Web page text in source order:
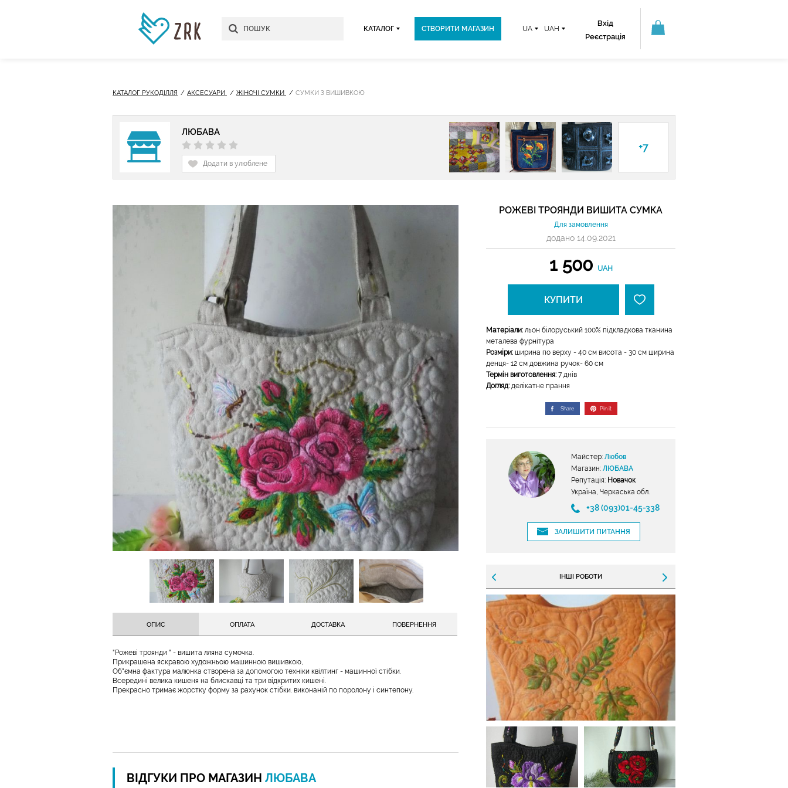
КАТАЛОГ
Вхід
Реєстрація
UAH
UA
СТВОРИТИ МАГАЗИН
КАТАЛОГ РУКОДІЛЛЯ АКСЕСУАРИ ЖІНОЧІ СУМКИ СУМКИ З ВИШИВКОЮ
ЛЮБАВА
Додати в улюблене
+7
ОПИС ОПЛАТА ДОСТАВКА ПОВЕРНЕННЯ
"Рожеві троянди " - вишита лляна сумочка.
Прикрашена яскравою художньою машинною вишивкою,
Об"ємна фактура малюнка створена за допомогою техніки квілтинг - машинної стібки.
Всередині велика кишеня на блискавці та три відкритих кишені.
Прекрасно тримає жорстку форму за рахунок стібки. виконаній по поролону і синтепону.
ВІДГУКИ ПРО МАГАЗИН ЛЮБАВА
РОЖЕВІ ТРОЯНДИ ВИШИТА СУМКА
Для замовлення
додано 14.09.2021
1 500 UAH
КУПИТИ
Матеріали: льон білоруський 100% підкладкова тканина
металева фурнітура
Розміри: ширина по верху - 40 см висота - 30 см ширина
денця- 12 см довжина ручок- 60 см
Термін виготовлення:7 днів
Догляд: делікатне прання
Share Pin it
Майстер: Любов
Магазин: ЛЮБАВА
Репутація: Новачок
Україна, Черкаська обл.
+38 (093)01-45-338
ЗАЛИШИТИ ПИТАННЯ
ІНШІ РОБОТИ